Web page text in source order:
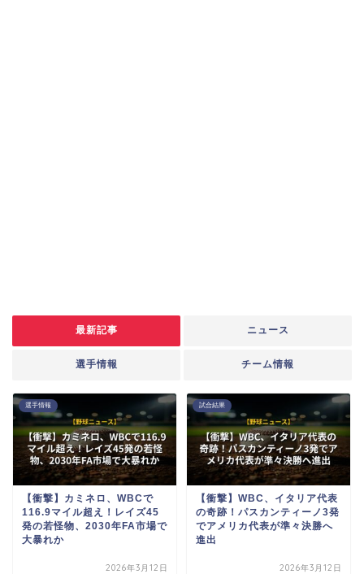
最新記事 ニュース
選手情報 チーム情報
選手情報
【衝撃】カミネロ、WBCで
116.9マイル超え！レイズ45
発の若怪物、2030年FA市場で
大暴れか
2026年3月12日
試合結果
【衝撃】WBC、イタリア代表
の奇跡！パスカンティーノ3発
でアメリカ代表が準々決勝へ
進出
2026年3月12日